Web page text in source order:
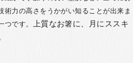
術力の高さをうかがい知ることが出来ま
つです。
上質なお箸に、月にススキ